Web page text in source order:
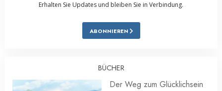
Erhalten Sie Updates und bleiben Sie in Verbindung.
ABONNIEREN
BÜCHER
Der Weg zum Glücklichsein